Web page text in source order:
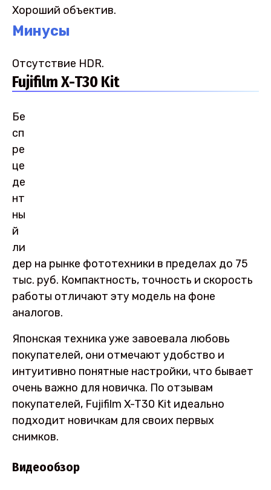
Хороший объектив.
Минусы
Отсутствие HDR.
Fujifilm X-T30 Kit
Бе
сп
ре
це
де
нт
ны
й
ли
дер на рынке фототехники в пределах до 75
тыс. руб. Компактность, точность и скорость
работы отличают эту модель на фоне
аналогов.
Японская техника уже завоевала любовь
покупателей, они отмечают удобство и
интуитивно понятные настройки, что бывает
очень важно для новичка. По отзывам
покупателей, Fujifilm X-T30 Kit идеально
подходит новичкам для своих первых
снимков.
Видеообзор